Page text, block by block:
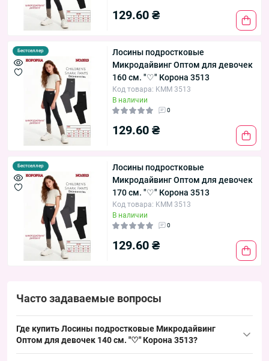
129.60 ₴
Бестселлер
Лосины подростковые
Микродайвинг Оптом для девочек
160 см. "♡" Корона 3513
Код товара: KMM 3513
В наличии
0
129.60 ₴
Бестселлер
Лосины подростковые
Микродайвинг Оптом для девочек
170 см. "♡" Корона 3513
Код товара: KMM 3513
В наличии
0
129.60 ₴
Часто задаваемые вопросы
Где купить Лосины подростковые Микродайвинг
Оптом для девочек 140 см. "♡" Корона 3513?